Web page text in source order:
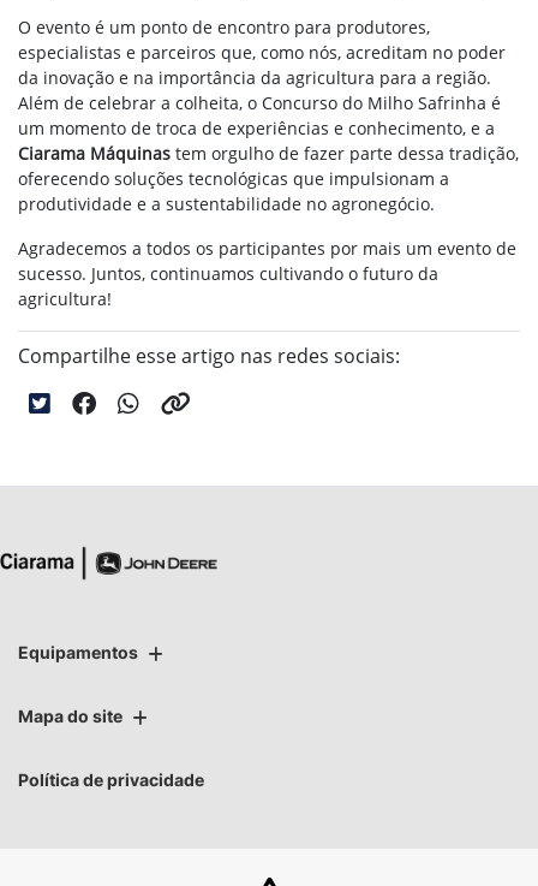
O evento é um ponto de encontro para produtores,
especialistas e parceiros que, como nós, acreditam no poder
da inovação e na importância da agricultura para a região.
Além de celebrar a colheita, o Concurso do Milho Safrinha é
um momento de troca de experiências e conhecimento, e a
Ciarama Máquinas tem orgulho de fazer parte dessa tradição,
oferecendo soluções tecnológicas que impulsionam a
produtividade e a sustentabilidade no agronegócio.
Agradecemos a todos os participantes por mais um evento de
sucesso. Juntos, continuamos cultivando o futuro da
agricultura!
Compartilhe esse artigo nas redes sociais:
Equipamentos
Mapa do site
Política de privacidade